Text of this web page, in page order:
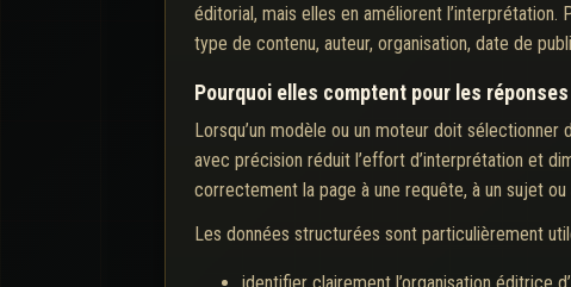
éditorial, mais elles en améliorent
type de contenu, auteur, organisation, date de
Pourquoi elles comptent pour les
Lorsqu’un modèle ou un moteur doit
avec précision réduit l’effort d’interprétation et
correctement la page à une requête, à un sujet
Les données structurées sont particulièrement
identifier clairement l’organisation éditrice